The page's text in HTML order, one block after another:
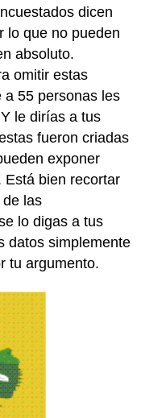
dicen
lo que no pueden
absoluto.
omitir estas
a 55 personas les
le dirías a tus
fueron criadas
exponer
Está bien recortar
las
lo digas a tus
datos simplemente
tu argumento.